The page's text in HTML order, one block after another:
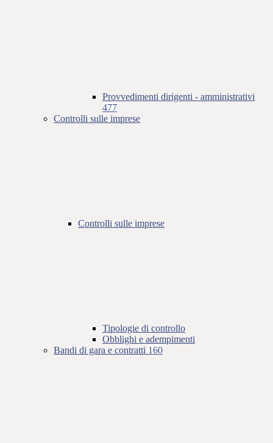
Provvedimenti dirigenti - amministrativi
477
Controlli sulle imprese
Controlli sulle imprese
Tipologie di controllo
Obblighi e adempimenti
Bandi di gara e contratti 160